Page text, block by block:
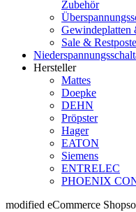
Zubehör
Gewindeplatten
Sale &
Hersteller
Mattes
Doepke
DEHN
Pröpster
Hager
EATON
Siemens
ENTRELEC
PHOENIX
modified eCommerce